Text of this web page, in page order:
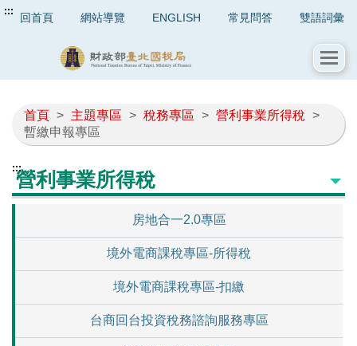
::: 回首頁 網站導覽 ENGLISH 常見問答 雙語詞彙
首頁 > 主題專區 > 稅務專區 > 營利事業所得稅 >
暫繳申報專區
:::營利事業所得稅
房地合一2.0專區
境外電商課稅專區-所得稅
境外電商課稅專區-扣繳
台商回台投資稅務諮詢服務專區